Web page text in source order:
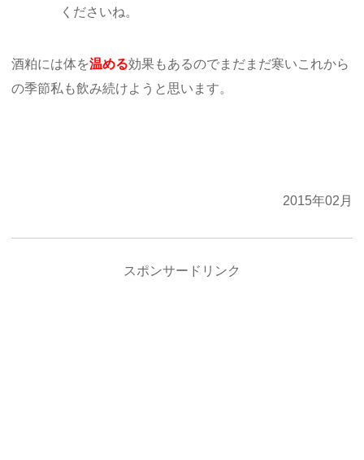
くださいね。
酒粕には体を温める効果もあるのでまだまだ寒いこれから
の季節私も飲み続けようと思います。
2015年02月
スポンサードリンク